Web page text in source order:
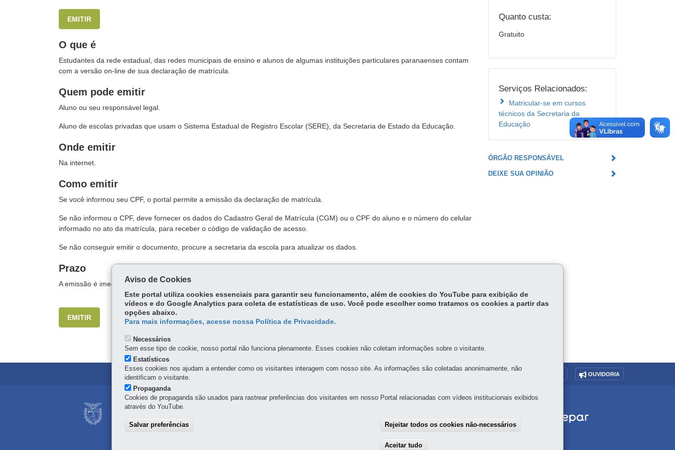
EMITIR
O que é
Estudantes da rede estadual, das redes municipais de ensino e alunos de algumas instituições particulares paranaenses contam
com a versão on-line de sua declaração de matrícula.
Quem pode emitir
Aluno ou seu responsável legal.
Aluno de escolas privadas que usam o Sistema Estadual de Registro Escolar (SERE), da Secretaria de Estado da Educação.
Onde emitir
Na internet.
Como emitir
Se você informou seu CPF, o portal permite a emissão da declaração de matrícula.
Se não informou o CPF, deve fornecer os dados do Cadastro Geral de Matrícula (CGM) ou o CPF do aluno e o número do celular
informado no ato da matrícula, para receber o código de validação de acesso.
Se não conseguir emitir o documento, procure a secretaria da escola para atualizar os dados.
Prazo
A emissão é imediata.
EMITIR
Quanto custa:
Gratuito
Serviços Relacionados:
Matricular-se em cursos
técnicos da Secretaria da
Educação
ÓRGÃO RESPONSÁVEL
DEIXE SUA OPINIÃO
OUVIDORIA
Navegação
Principal
SECRETARIA DE ESTADO DA EDUCAÇÃO
PROVA PARANÁ - AVALIAÇÃO DIAGNÓSTICA
Aviso de Cookies
Este portal utiliza cookies essenciais para garantir seu funcionamento, além de cookies do YouTube para exibição de
vídeos e do Google Analytics para coleta de estatísticas de uso. Você pode escolher como tratamos os cookies a partir das
opções abaixo.
Para mais informações, acesse nossa Política de Privacidade.
Necessários
Sem esse tipo de cookie, nosso portal não funciona plenamente. Esses cookies não coletam informações sobre o visitante.
Estatísticos
Esses cookies nos ajudam a entender como os visitantes interagem com nosso site. As informações são coletadas anonimamente, não
identificam o visitante.
Propaganda
Cookies de propaganda são usados para rastrear preferências dos visitantes em nosso Portal relacionadas com vídeos institucionais exibidos
através do YouTube.
Salvar preferências Rejeitar todos os cookies não-necessários
Aceitar tudo